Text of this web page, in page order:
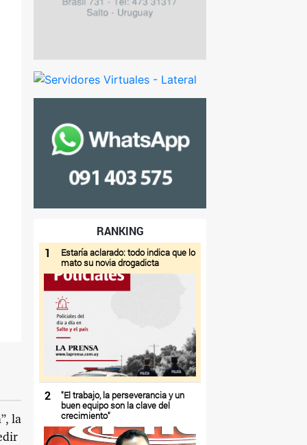
la
RANKING
1
Estaría aclarado: todo indica que lo
mato su novia drogadicta
2
"El trabajo, la perseverancia y un
buen equipo son la clave del
crecimiento"